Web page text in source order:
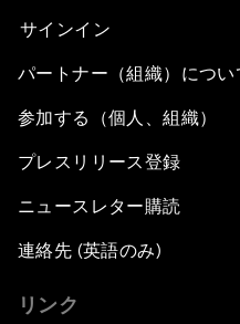
サインイン
パートナー（組織）につい
参加する（個人、組織）
プレスリリース登録
ニュースレター購読
連絡先 (英語のみ)
リンク